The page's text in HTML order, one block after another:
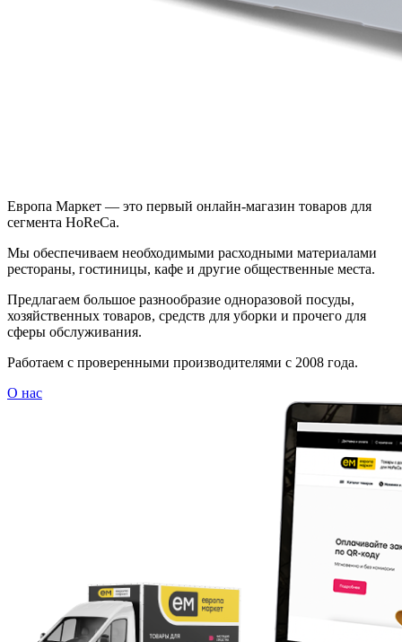
Европа Маркет — это первый онлайн-магазин товаров для
сегмента HoReCa.
Мы обеспечиваем необходимыми расходными материалами
рестораны, гостиницы, кафе и другие общественные места.
Предлагаем большое разнообразие одноразовой посуды,
хозяйственных товаров, средств для уборки и прочего для
сферы обслуживания.
Работаем с проверенными производителями с 2008 года.
О нас